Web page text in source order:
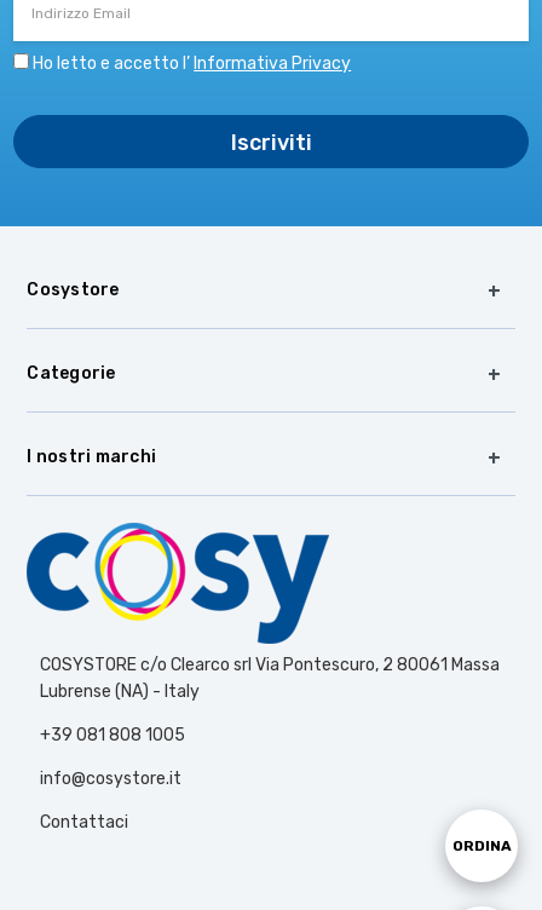
Ordina
ORDINA
Ho letto e accetto l’ Informativa Privacy
Cosystore
Categorie
I nostri marchi
COSYSTORE c/o Clearco srl Via Pontescuro, 2 80061 Massa
Lubrense (NA) - Italy
+39 081 808 1005
info@cosystore.it
Contattaci